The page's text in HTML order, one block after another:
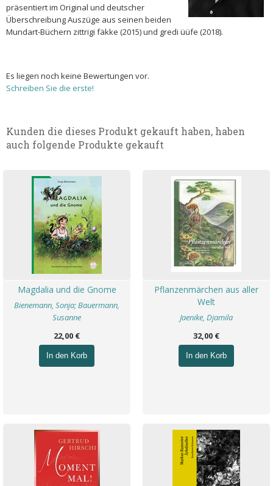
präsentiert im Original und deutscher
Überschreibung Auszüge aus seinen beiden
Mundart-Büchern zittrigi fäkke (2015) und gredi üüfe (2018).
Es liegen noch keine Bewertungen vor.
Schreiben Sie die erste!
Kunden die dieses Produkt gekauft haben, haben
auch folgende Produkte gekauft
Magdalia und die Gnome
Bienemann, Sonja; Bauermann,
Susanne
22,00 €
In den Korb
Pflanzenmärchen aus aller
Welt
Jaenike, Djamila
32,00 €
In den Korb